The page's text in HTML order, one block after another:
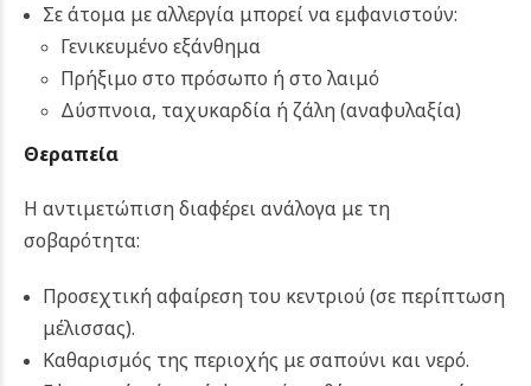
Σε άτομα με αλλεργία μπορεί να εμφανιστούν:
Γενικευμένο εξάνθημα
Πρήξιμο στο πρόσωπο ή στο λαιμό
Δύσπνοια, ταχυκαρδία ή ζάλη (αναφυλαξία)
Θεραπεία
Η αντιμετώπιση διαφέρει ανάλογα με τη
σοβαρότητα:
Προσεχτική αφαίρεση του κεντριού (σε περίπτωση
μέλισσας).
Καθαρισμός της περιοχής με σαπούνι και νερό.